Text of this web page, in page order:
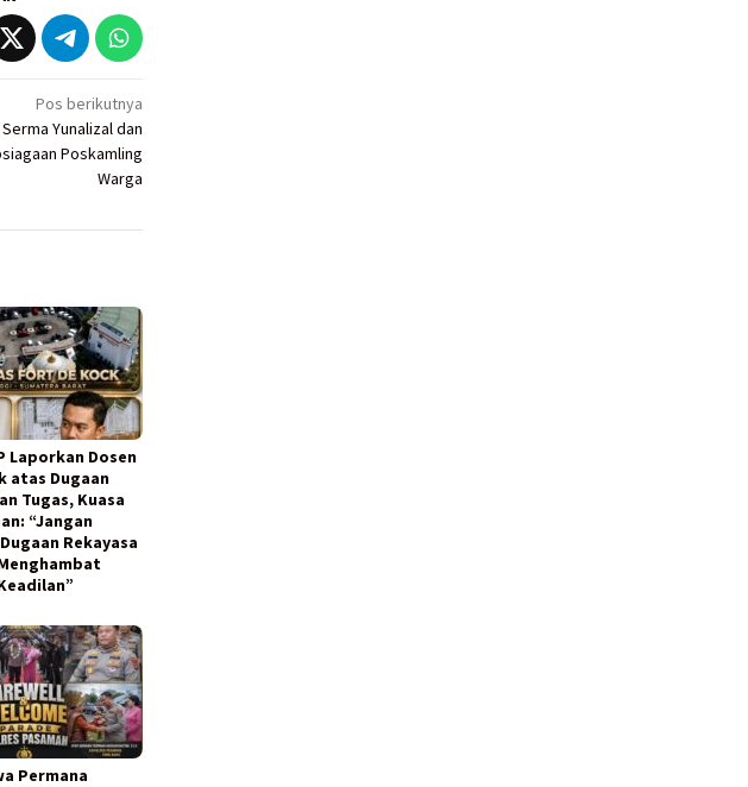
Pos berikutnya
Yunalizal dan
Poskamling
Warga
Laporkan Dosen
atas Dugaan
Tugas, Kuasa
“Jangan
Rekayasa
Permana